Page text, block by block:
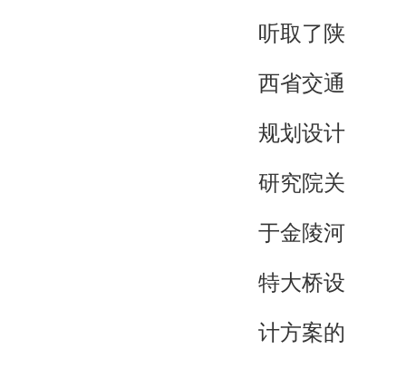
听取了陕
西省交通
规划设计
研究院关
于金陵河
特大桥设
计方案的